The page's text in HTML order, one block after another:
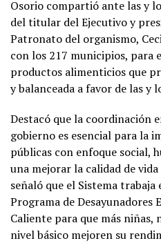
Osorio compartió ante las y
del titular del Ejecutivo y
Patronato del organismo,
con los 217 municipios, para
productos alimenticios que
y balanceada a favor de las y
Destacó que la coordinación
gobierno es esencial para la
públicas con enfoque social,
una mejorar la calidad de
señaló que el Sistema
Programa de Desayunadores
Caliente para que más niñas,
nivel básico mejoren su